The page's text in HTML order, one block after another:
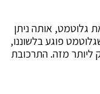
גלוטמט, אותה ניתן
פוגע בלשוננו,
ליותר מזה. התרכובת